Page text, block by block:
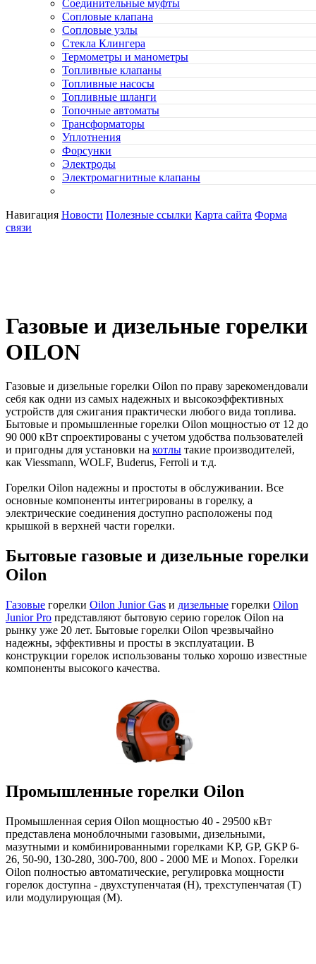
Соединительные муфты
Сопловые клапана
Сопловые узлы
Стекла Клингера
Термометры и манометры
Топливные клапаны
Топливные насосы
Топливные шланги
Топочные автоматы
Трансформаторы
Уплотнения
Форсунки
Электроды
Электромагнитные клапаны
Навигация Новости Полезные ссылки Карта сайта Форма
связи
Газовые и дизельные горелки
OILON
Газовые и дизельные горелки Oilon по праву зарекомендовали
себя как одни из самых надежных и высокоэффективных
устройств для сжигания практически любого вида топлива.
Бытовые и промышленные горелки Oilon мощностью от 12 до
90 000 кВт спроектированы с учетом удобства пользователей
и пригодны для установки на котлы такие производителей,
как Viessmann, WOLF, Buderus, Ferroli и т.д.
Горелки Oilon надежны и простоты в обслуживании. Все
основные компоненты интегрированы в горелку, а
электрические соединения доступно расположены под
крышкой в верхней части горелки.
Бытовые газовые и дизельные горелки
Oilon
Газовые горелки Oilon Junior Gas и дизельные горелки Oilon
Junior Pro представляют бытовую серию горелок Oilon на
рынку уже 20 лет. Бытовые горелки Oilon чрезвычайно
надежны, эффективны и просты в эксплуатации. В
конструкции горелок использованы только хорошо известные
компоненты высокого качества.
Промышленные горелки Oilon
Промышленная серия Oilon мощностью 40 - 29500 кВт
представлена моноблочными газовыми, дизельными,
мазутными и комбинированными горелками KP, GP, GKP 6-
26, 50-90, 130-280, 300-700, 800 - 2000 ME и Monox. Горелки
Oilon полностью автоматические, регулировка мощности
горелок доступна - двухступенчатая (Н), трехступенчатая (Т)
или модулирующая (М).